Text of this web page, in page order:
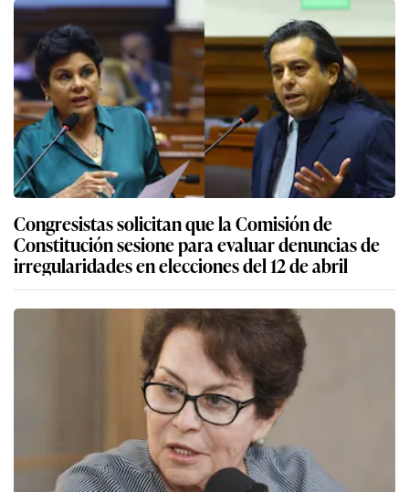
Congresistas solicitan que la Comisión de
Constitución sesione para evaluar denuncias de
irregularidades en elecciones del 12 de abril